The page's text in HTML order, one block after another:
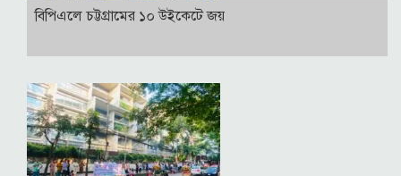
বিপিএলে চট্টগ্রামের ১০ উইকেটে জয়